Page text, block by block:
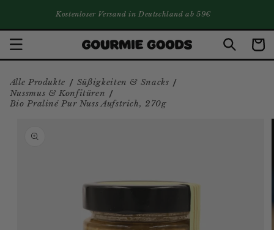
DIREKT ZUM INHALT
Kostenloser Versand in Deutschland ab 59€
Alle Produkte / Süßigkeiten & Snacks /
Nussmus & Konfitüren /
Bio Praliné Pur Nuss Aufstrich, 270g
SPRINGEN